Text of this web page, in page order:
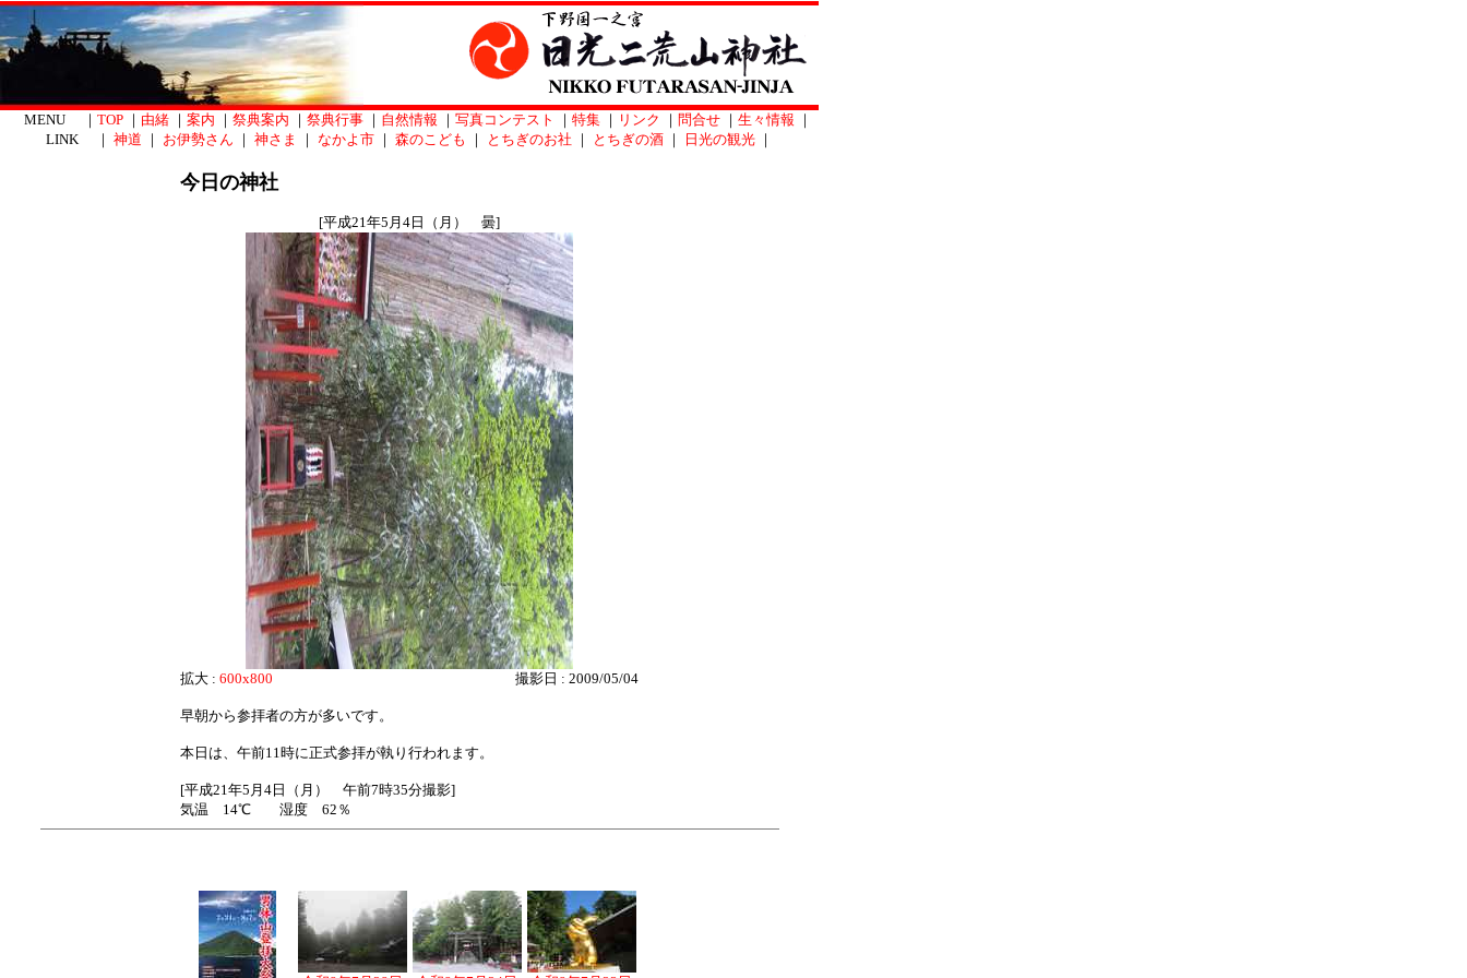
MENU ｜ TOP ｜ 由緒 ｜ 案内 ｜ 祭典案内 ｜ 祭典行事 ｜ 自然情報 ｜ 写真コンテスト ｜ 特集 ｜ リンク ｜ 問合せ ｜ 生々情報 ｜
LINK ｜ 神道 ｜ お伊勢さん ｜ 神さま ｜ なかよ市 ｜ 森のこども ｜ とちぎのお社 ｜ とちぎの酒 ｜ 日光の観光 ｜
今日の神社
[平成21年5月4日（月） 曇]
拡大 : 600x800 撮影日 : 2009/05/04
早朝から参拝者の方が多いです。
本日は、午前11時に正式参拝が執り行われます。
[平成21年5月4日（月） 午前7時35分撮影]
気温 14℃ 湿度 62％